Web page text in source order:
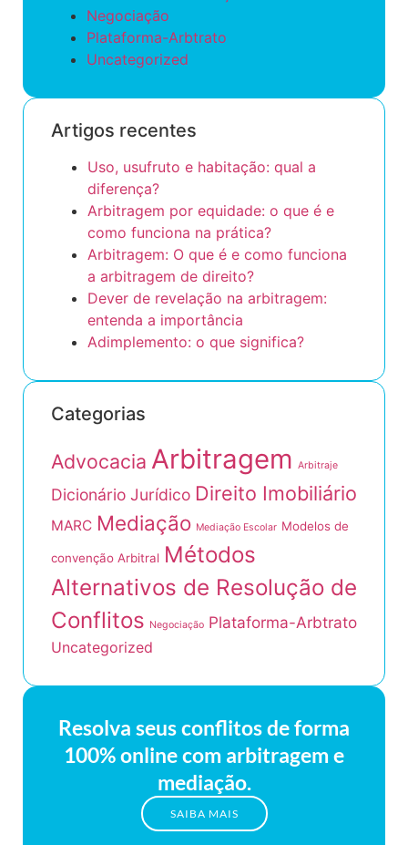
Negociação
Plataforma-Arbtrato
Uncategorized
Artigos recentes
Uso, usufruto e habitação: qual a
diferença?
Arbitragem por equidade: o que é e
como funciona na prática?
Arbitragem: O que é e como funciona
a arbitragem de direito?
Dever de revelação na arbitragem:
entenda a importância
Adimplemento: o que significa?
Categorias
Advocacia Arbitragem Arbitraje
Dicionário Jurídico Direito Imobiliário
MARC Mediação Mediação Escolar Modelos de
convenção Arbitral Métodos
Alternativos de Resolução de
Conflitos Negociação Plataforma-Arbtrato
Uncategorized
Resolva seus conflitos de forma
100% online com arbitragem e
mediação.
SAIBA MAIS